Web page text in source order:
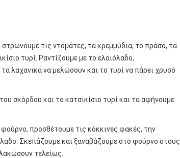
στρώνουμε τις ντομάτες, τα κρεμμύδια, το πράσο, τα
τυρί. Ραντίζουμε με το ελαιόλαδο,
λαχανικά να μελώσουν και το τυρί να πάρει χρυσό
σκόρδου και το κατσικίσιο τυρί και τα αφήνουμε
προσθέτουμε τις κόκκινες φακές, την
Σκεπάζουμε και ξαναβάζουμε στο φούρνο στους
τελείως.